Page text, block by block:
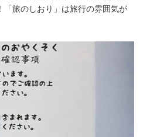
旅のしおり」は旅行の雰囲気が